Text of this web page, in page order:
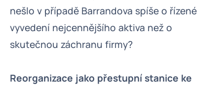
nešlo v případě Barrandova spíše o řízené
vyvedení nejcennějšího aktiva než o
skutečnou záchranu firmy?
Reorganizace jako přestupní stanice ke